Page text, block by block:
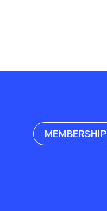
MEMBERSHIP